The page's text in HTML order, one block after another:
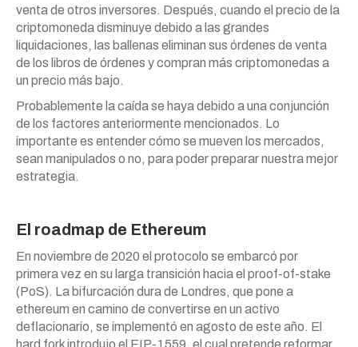
venta de otros inversores. Después, cuando el precio de la
criptomoneda disminuye debido a las grandes
liquidaciones, las ballenas eliminan sus órdenes de venta
de los libros de órdenes y compran más criptomonedas a
un precio más bajo.
Probablemente la caída se haya debido a una conjunción
de los factores anteriormente mencionados. Lo
importante es entender cómo se mueven los mercados,
sean manipulados o no, para poder preparar nuestra mejor
estrategia.
El roadmap de Ethereum
En noviembre de 2020 el protocolo se embarcó por
primera vez en su larga transición hacia el proof-of-stake
(PoS). La bifurcación dura de Londres, que pone a
ethereum en camino de convertirse en un activo
deflacionario, se implementó en agosto de este año. El
hard fork introdujo el EIP-1559, el cual pretende reformar